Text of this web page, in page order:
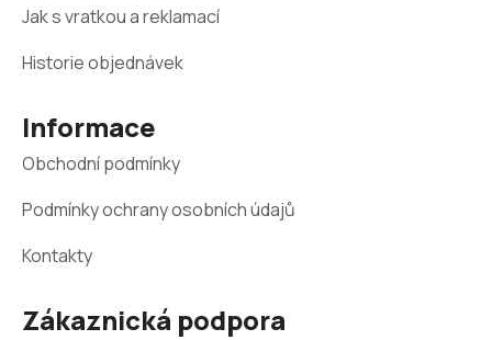
Jak s vratkou a reklamací
Historie objednávek
Informace
Obchodní podmínky
Podmínky ochrany osobních údajů
Kontakty
Zákaznická podpora